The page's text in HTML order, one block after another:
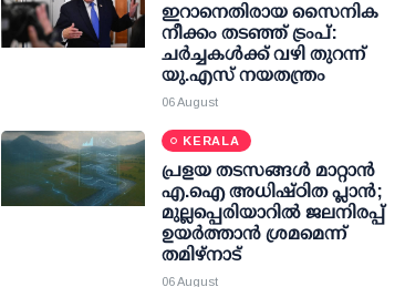
ഇറാനെതിരായ സൈനിക
നീക്കം തടഞ്ഞ് ട്രംപ്:
ചര്‍ച്ചകള്‍ക്ക് വഴി തുറന്ന്
യു.എസ് നയതന്ത്രം
06 August
KERALA
പ്രളയ തടസങ്ങള്‍ മാറ്റാന്‍
എ.ഐ അധിഷ്ഠിത പ്ലാന്‍;
മുല്ലപ്പെരിയാറില്‍ ജലനിരപ്പ്
ഉയര്‍ത്താന്‍ ശ്രമമെന്ന്
തമിഴ്നാട്
06 August